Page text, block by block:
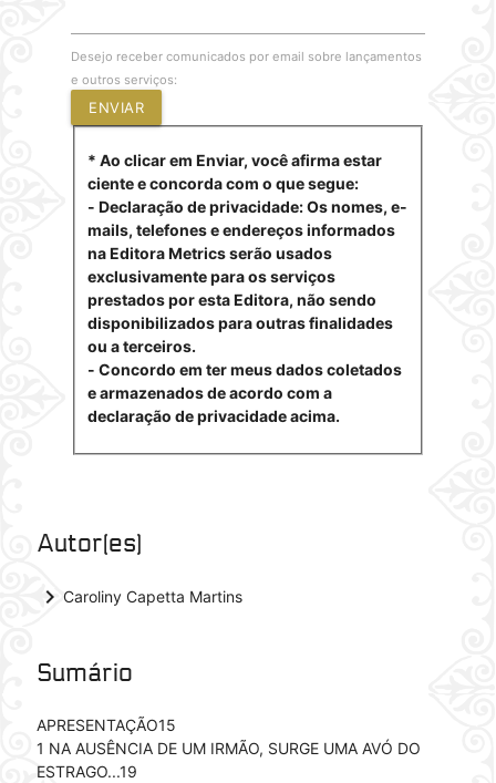
Desejo receber comunicados por email sobre lançamentos
e outros serviços:
ENVIAR
* Ao clicar em Enviar, você afirma estar
ciente e concorda com o que segue:
- Declaração de privacidade: Os nomes, e-
mails, telefones e endereços informados
na Editora Metrics serão usados
exclusivamente para os serviços
prestados por esta Editora, não sendo
disponibilizados para outras finalidades
ou a terceiros.
- Concordo em ter meus dados coletados
e armazenados de acordo com a
declaração de privacidade acima.
Autor(es)
keyboard_arrow_right Caroliny Capetta Martins
Sumário
APRESENTAÇÃO15
1 NA AUSÊNCIA DE UM IRMÃO, SURGE UMA AVÓ DO
ESTRAGO...19